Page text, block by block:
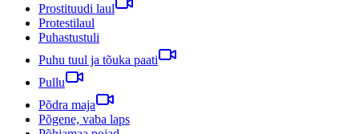
Prostituudi laul
Protestilaul
Puhastustuli
Puhu tuul ja tõuka paati
Pullu
Põdra maja
Põgene, vaba laps